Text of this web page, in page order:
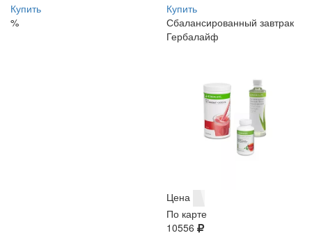
Купить
%
Купить
Сбалансированный завтрак
Гербалайф
Цена
По карте
10556